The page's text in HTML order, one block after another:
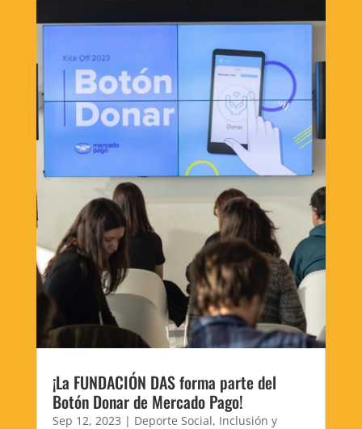
¡La FUNDACIÓN DAS forma parte del
Botón Donar de Mercado Pago!
Sep 12, 2023 | Deporte Social, Inclusión y